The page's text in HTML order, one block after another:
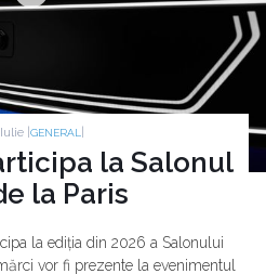
| GENERAL
la Salonul
la Paris
la ediția din 2026 a Salonului
vor fi prezente la evenimentul